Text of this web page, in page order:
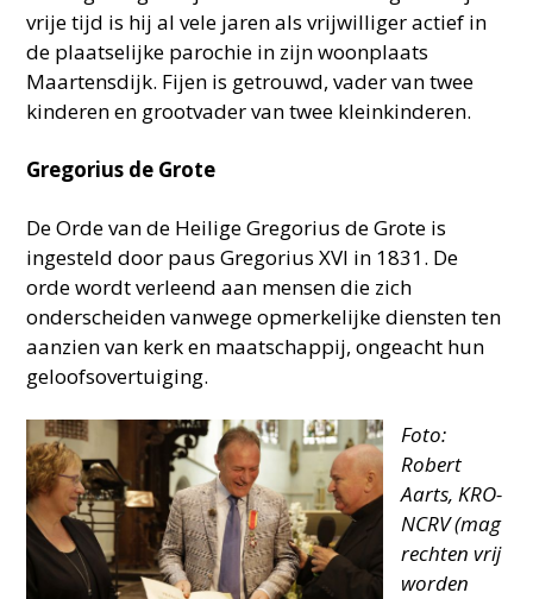
vrije tijd is hij al vele jaren als vrijwilliger actief in
de plaatselijke parochie in zijn woonplaats
Maartensdijk. Fijen is getrouwd, vader van twee
kinderen en grootvader van twee kleinkinderen.
Gregorius de Grote
De Orde van de Heilige Gregorius de Grote is
ingesteld door paus Gregorius XVI in 1831. De
orde wordt verleend aan mensen die zich
onderscheiden vanwege opmerkelijke diensten ten
aanzien van kerk en maatschappij, ongeacht hun
geloofsovertuiging.
Foto:
Robert
Aarts, KRO-
NCRV (mag
rechten vrij
worden